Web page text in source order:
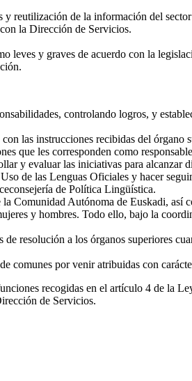
reutilización de la información del
la Dirección de Servicios.
leves y graves de acuerdo con la
controlando logros, y
las instrucciones recibidas del órgano
que les corresponden como
y evaluar las iniciativas para alcanzar
de las Lenguas Oficiales y hacer
de Política Lingüística.
Autónoma de Euskadi, así
y hombres. Todo ello, bajo la
resolución a los órganos superiores
comunes por venir atribuidas con
recogidas en el artículo 4 de la
de Servicios.